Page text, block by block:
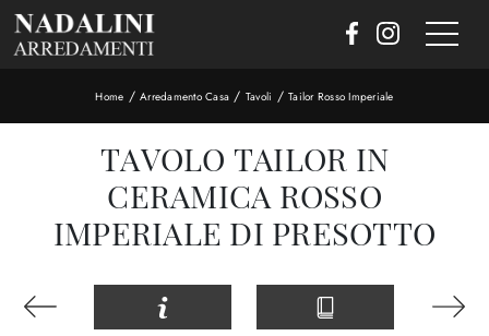
Home /Arredamento Casa / Tavoli /Tailor Rosso Imperiale
TAVOLO TAILOR IN
CERAMICA ROSSO
IMPERIALE DI PRESOTTO